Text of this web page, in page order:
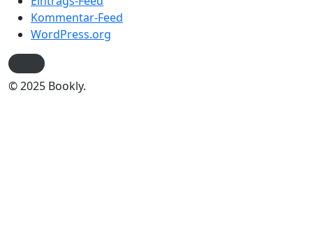
Kommentar-Feed
WordPress.org
© 2025 Bookly.